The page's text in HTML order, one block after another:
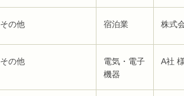
その他 宿泊業 株式
その他
電気・電子
機器
A社